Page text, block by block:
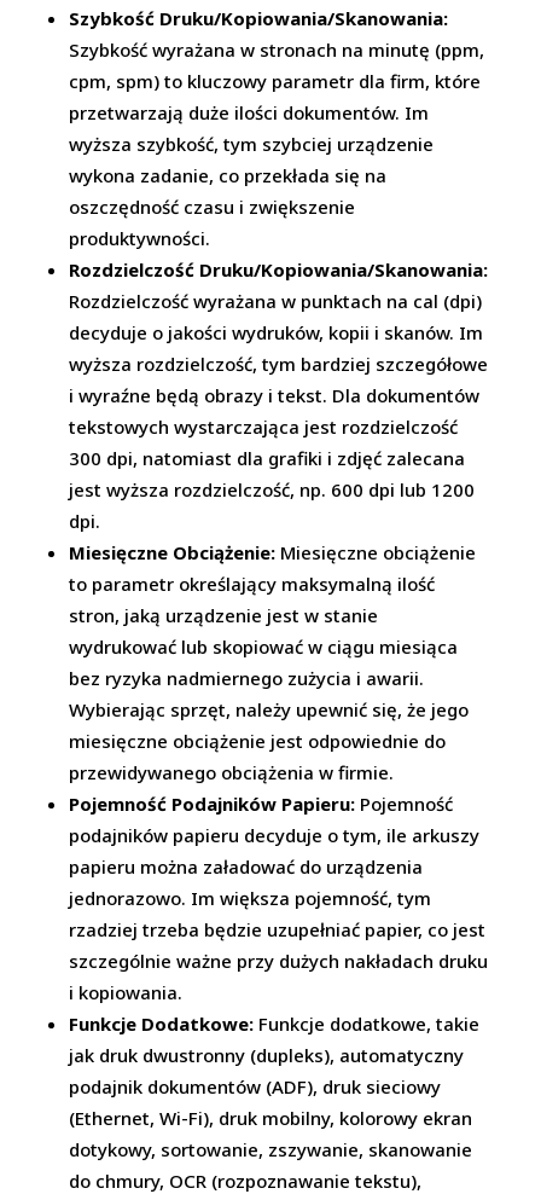
Szybkość Druku/Kopiowania/Skanowania:
Szybkość wyrażana w stronach na minutę (ppm,
cpm, spm) to kluczowy parametr dla firm, które
przetwarzają duże ilości dokumentów. Im
wyższa szybkość, tym szybciej urządzenie
wykona zadanie, co przekłada się na
oszczędność czasu i zwiększenie
produktywności.
Rozdzielczość Druku/Kopiowania/Skanowania:
Rozdzielczość wyrażana w punktach na cal (dpi)
decyduje o jakości wydruków, kopii i skanów. Im
wyższa rozdzielczość, tym bardziej szczegółowe
i wyraźne będą obrazy i tekst. Dla dokumentów
tekstowych wystarczająca jest rozdzielczość
300 dpi, natomiast dla grafiki i zdjęć zalecana
jest wyższa rozdzielczość, np. 600 dpi lub 1200
dpi.
Miesięczne Obciążenie: Miesięczne obciążenie
to parametr określający maksymalną ilość
stron, jaką urządzenie jest w stanie
wydrukować lub skopiować w ciągu miesiąca
bez ryzyka nadmiernego zużycia i awarii.
Wybierając sprzęt, należy upewnić się, że jego
miesięczne obciążenie jest odpowiednie do
przewidywanego obciążenia w firmie.
Pojemność Podajników Papieru: Pojemność
podajników papieru decyduje o tym, ile arkuszy
papieru można załadować do urządzenia
jednorazowo. Im większa pojemność, tym
rzadziej trzeba będzie uzupełniać papier, co jest
szczególnie ważne przy dużych nakładach druku
i kopiowania.
Funkcje Dodatkowe: Funkcje dodatkowe, takie
jak druk dwustronny (dupleks), automatyczny
podajnik dokumentów (ADF), druk sieciowy
(Ethernet, Wi-Fi), druk mobilny, kolorowy ekran
dotykowy, sortowanie, zszywanie, skanowanie
do chmury, OCR (rozpoznawanie tekstu),